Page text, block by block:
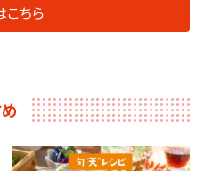
こちら